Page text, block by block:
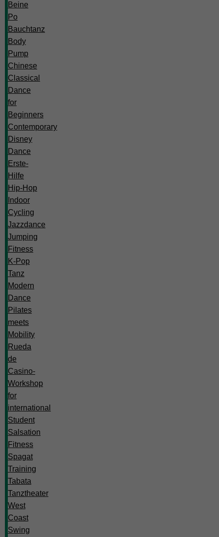
Beine
Po
Bauchtanz
Body
Pump
Chinese
Classical
Dance
for
Beginners
Contemporary
Disney
Dance
Erste-
Hilfe
Hip-Hop
Indoor
Cycling
Jazzdance
Jumping
Fitness
K-Pop
Tanz
Modern
Dance
Pilates
meets
Mobility
Rueda
de
Casino-
Workshop
for
international
Student
Salsation
Fitness
Spagat
Training
Tabata
Tanztheater
West
Coast
Swing